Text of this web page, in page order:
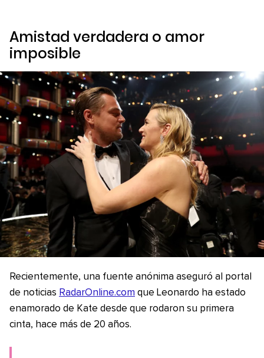
Amistad verdadera o amor
imposible
Recientemente, una fuente anónima aseguró al portal
de noticias RadarOnline.com que Leonardo ha estado
enamorado de Kate desde que rodaron su primera
cinta, hace más de 20 años.